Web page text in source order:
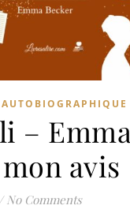
– Emma
avis
/ No Comments